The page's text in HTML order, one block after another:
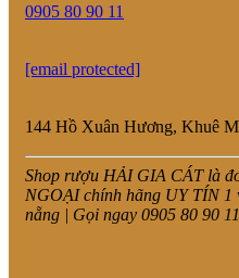
0905 80 90 11
[email protected]
144 Hồ Xuân Hương, Khuê
Shop rượu HẢI GIA CÁT là
NGOẠI chính hãng UY TÍN
nẵng | Gọi ngay 0905 80 90 11